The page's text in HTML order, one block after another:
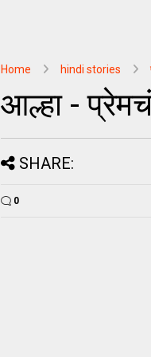
Home hindi stories
आल्हा -
SHARE:
0